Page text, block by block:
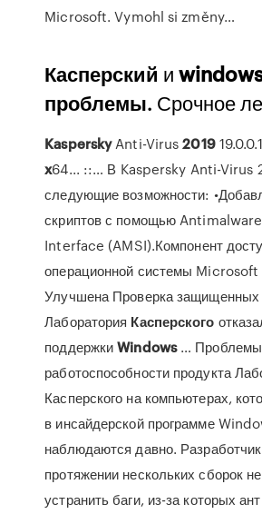
Microsoft. Vymohl si změny…
Касперский и
проблемы. Срочное
KasperskyAnti-Virus2019
x64... ::… В Kaspersky Anti-Virus
следующие возможности:
скриптов с помощью
Interface (AMSI).Компонент
операционной системы Microsoft
Улучшена Проверка защищенных
Лаборатория Касперского
поддержкиWindows…
работоспособности продукта
Касперского на компьютерах,
в инсайдерской программе
наблюдаются давно.
протяжении нескольких сборок
устранить баги, из-за которых